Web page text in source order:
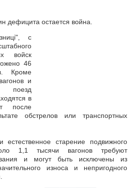
дефицита остается война.
с
войск
46
Кроме
и
поезд
в
после
обстрелов или транспортных
естественное старение подвижного
1,1 тысячи вагонов требуют
и могут быть исключены из
износа и непригодного